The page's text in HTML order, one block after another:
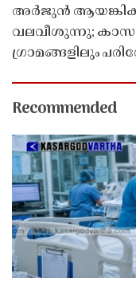
അർജുൻ
വലവീശുന്നു;
ഗ്രാമങ്ങളിലും
Recommended